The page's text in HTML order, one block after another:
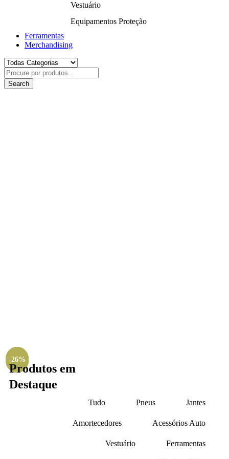
Vestuário
Equipamentos Proteção
Ferramentas
Merchandising
Produtos em
Destaque
Tudo Pneus Jantes
Amortecedores Acessórios Auto
Vestuário Ferramentas
-36%
-52%
-41%
-57%
-26%